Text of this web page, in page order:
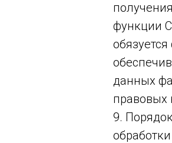
функции
данных
правовых
9.